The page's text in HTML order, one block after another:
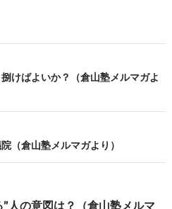
y
Li
k
n
a
けばよいか？（倉山塾メルマガよ
（倉山塾メルマガより）
”人の意図は？（倉山塾メルマ